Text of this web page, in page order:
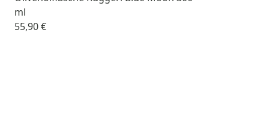
ml
55,90 €